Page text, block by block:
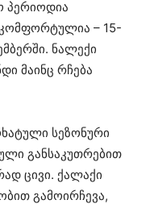
პერიოდია
– 15-
ნალექი
მაინც რჩება
სეზონური
განსაკუთრებით
ცივი. ქალაქი
გამოირჩევა,